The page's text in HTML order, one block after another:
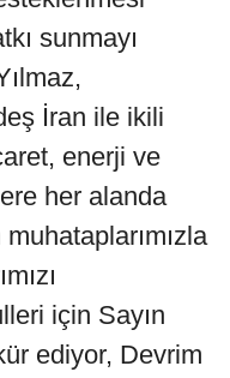
sunmayı
İran ile ikili
enerji ve
her alanda
için Sayın
ediyor, Devrim